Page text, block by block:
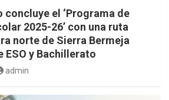
concluye el ‘Programa de
2025-26’ con una ruta
norte de Sierra Bermeja
ESO y Bachillerato
admin